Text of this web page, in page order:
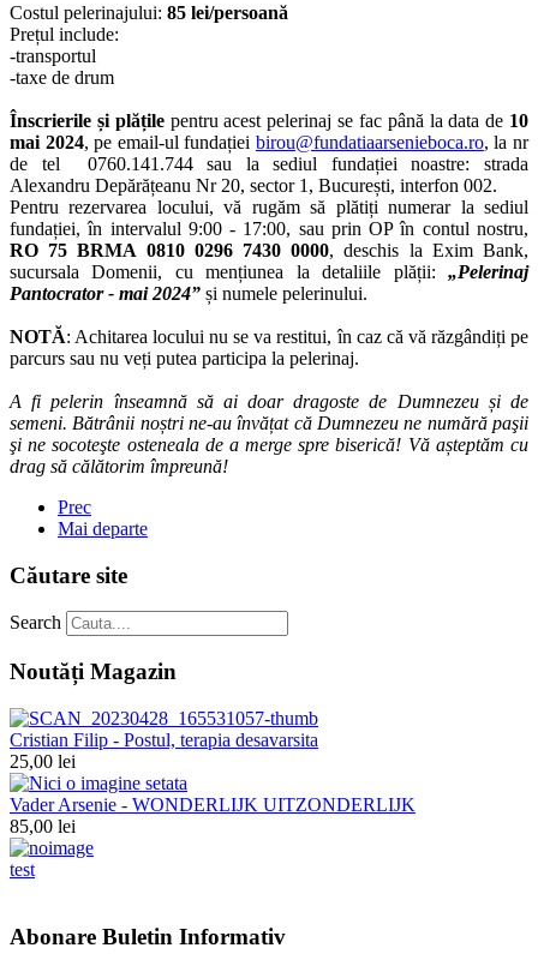
Costul pelerinajului: 85 lei/persoană
Prețul include:
-transportul
-taxe de drum
Înscrierile și plățilepentru acest pelerinaj se fac până la data de 10
mai 2024, pe email-ul fundației birou@fundatiaarsenieboca.ro, la nr
de tel 0760.141.744 sau la sediul fundației noastre: strada
Alexandru Depărățeanu Nr 20, sector 1, București, interfon 002.
Pentru rezervarea locului, vă rugăm să plătiți numerar la sediul
fundației, în intervalul 9:00 - 17:00, sau prin OP în contul nostru,
RO 75 BRMA 0810 0296 7430 0000, deschis la Exim Bank,
sucursala Domenii, cu mențiunea la detaliile plății: „Pelerinaj
Pantocrator - mai 2024” și numele pelerinului.
NOTĂ: Achitarea locului nu se va restitui, în caz că vă răzgândiți pe
parcurs sau nu veți putea participa la pelerinaj.
A fi pelerin înseamnă să ai doar dragoste de Dumnezeu și de
semeni. Bătrânii noștri ne-au învățat că Dumnezeu ne numără paşii
şi ne socoteşte osteneala de a merge spre biserică! Vă așteptăm cu
drag să călătorim împreună!
Prec
Mai departe
Căutare site
Search
Noutăți Magazin
Cristian Filip - Postul, terapia desavarsita
25,00 lei
Vader Arsenie - WONDERLIJK UITZONDERLIJK
85,00 lei
test
Abonare Buletin Informativ